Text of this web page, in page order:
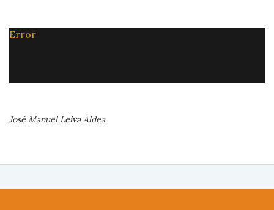
Error
José Manuel Leiva Aldea